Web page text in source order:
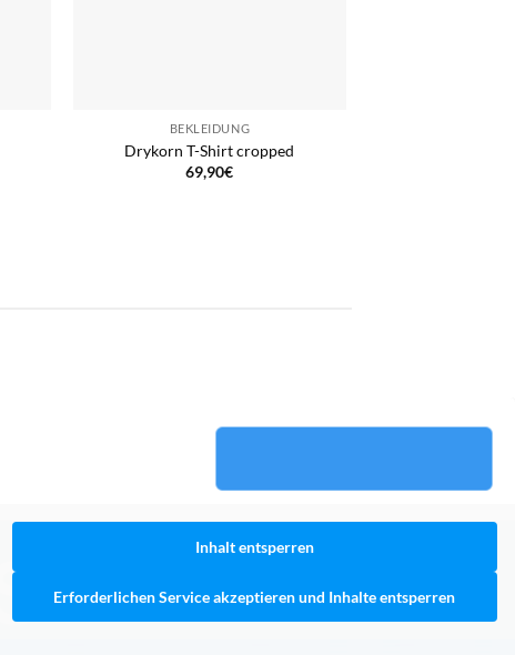
BEKLEIDUNG
Drykorn T-Shirt cropped
69,90€
Inhalt entsperren
Erforderlichen Service akzeptieren und Inhalte entsperren